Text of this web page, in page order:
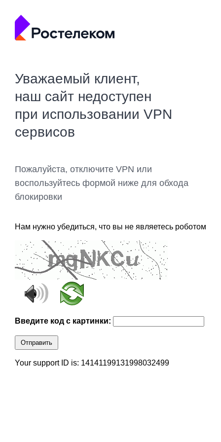
Уважаемый клиент,
наш сайт недоступен
при использовании VPN
сервисов
Пожалуйста, отключите VPN или
воспользуйтесь формой ниже для обхода
блокировки
Нам нужно убедиться, что вы не являетесь роботом
Введите код с картинки:
Отправить
Your support ID is: 14141199131998032499